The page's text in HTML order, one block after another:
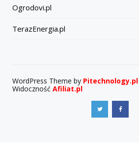
Ogrodovi.pl
TerazEnergia.pl
WordPress Theme by Pitechnology.pl
Widoczność Afiliat.pl